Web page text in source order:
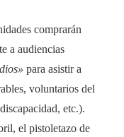
comprarán
a audiencias
para asistir a
voluntarios del
etc.).
el pistoletazo de